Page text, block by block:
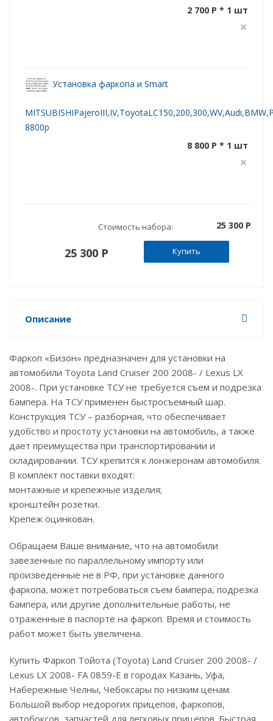
2 700 P * 1 шт
Установка фаркопа и Smart
8800р
8 800 P * 1 шт
Стоимость набора: 25 300 P
25 300 P Купить
Описание
Фаркоп «Бизон» предназначен для установки на
автомобили Toyota Land Cruiser 200 2008- / Lexus LX
2008-. При установке ТСУ не требуется съем и подрезка
бампера. На ТСУ применен быстросъемный шар.
Конструкция ТСУ – разборная, что обеспечивает
удобство и простоту установки на автомобиль, а также
дает преимущества при транспортировании и
складировании. ТСУ крепится к лонжеронам автомобиля.
В комплект поставки входят:
монтажные и крепежные изделия;
кронштейн розетки.
Крепеж оцинкован.
Обращаем Ваше внимание, что на автомобили
завезенные по параллельному импорту или
произведенные не в РФ, при установке данного
фаркопа, может потребоваться съем бампера, подрезка
бампера, или другие дополнительные работы, не
отраженные в паспорте на фаркоп. Время и стоимость
работ может быть увеличена.
Купить Фаркоп Тойота (Toyota) Land Cruiser 200 2008- /
Lexus LX 2008- FA 0859-E в городах Казань, Уфа,
Набережные Челны, Чебоксары по низким ценам.
Большой выбор недорогих прицепов, фаркопов,
автобоксов, запчастей для легковых прицепов. Быстрая